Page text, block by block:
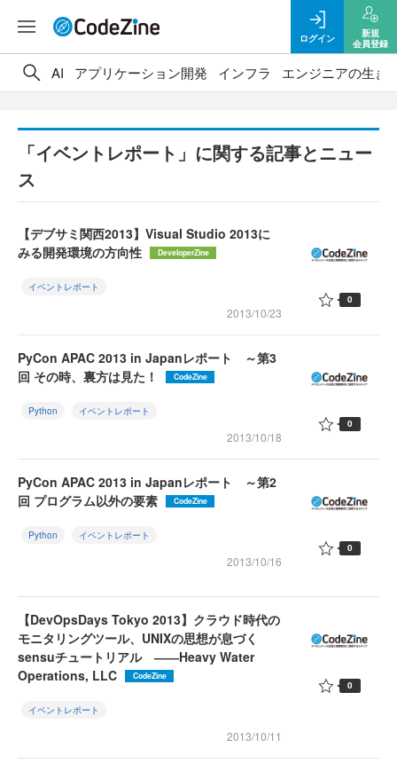
ログイン
新規
会員登録
AI アプリケーション開発 インフラ エンジニアの生き
「イベントレポート」に関する記事とニュー
ス
【デブサミ関西2013】Visual Studio 2013に
みる開発環境の方向性
DeveloperZine
イベントレポート
2013/10/23
0
PyCon APAC 2013 in Japanレポート ～第3
回 その時、裏方は見た！
CodeZine
Python イベントレポート
2013/10/18
0
PyCon APAC 2013 in Japanレポート ～第2
回 プログラム以外の要素
CodeZine
Python イベントレポート
2013/10/16
0
【DevOpsDays Tokyo 2013】クラウド時代の
モニタリングツール、UNIXの思想が息づく
sensuチュートリアル ――Heavy Water
Operations, LLC
CodeZine
イベントレポート
2013/10/11
0